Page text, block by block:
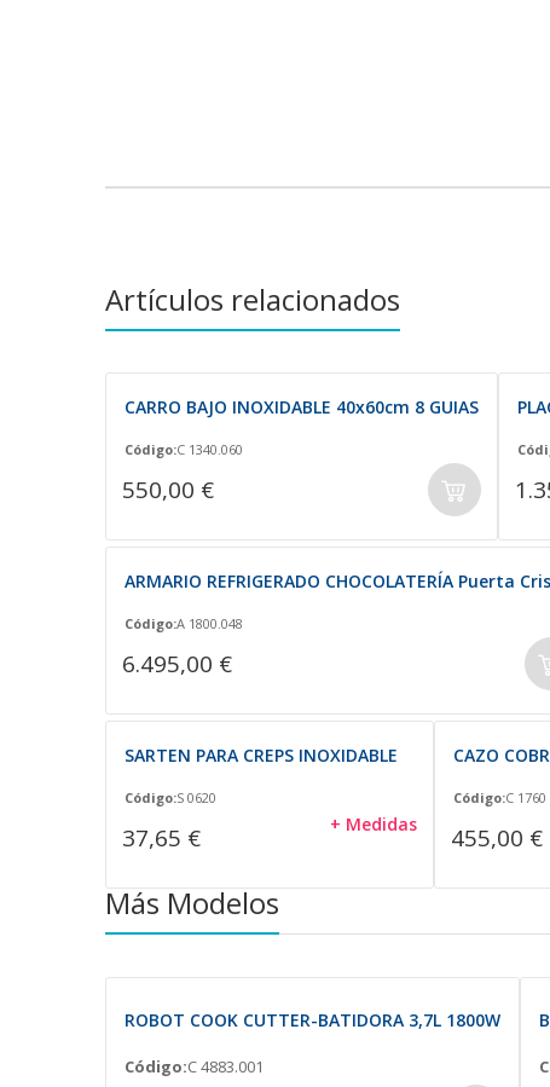
Artículos relacionados
CARRO BAJO INOXIDABLE 40x60cm 8 GUIAS
Código:C 1340.060
550,00 €
ARMARIO REFRIGERADO CHOCOLATERÍA Puerta
Código:A 1800.048
6.495,00 €
SARTEN PARA CREPS INOXIDABLE
Código:S 0620
37,65 € + Medidas
CAZO
Código:C 1760
455,00 €
Más Modelos
ROBOT COOK CUTTER-BATIDORA 3,7L 1800W
Código:C 4883.001